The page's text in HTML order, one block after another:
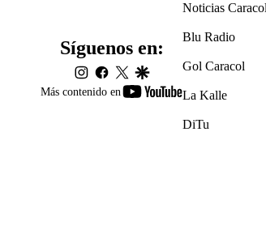
Más contenido en
youtube-
Síguenos en:
instagram
facebook
twittergoogle
Noticias Caracol
Blu Radio
Gol Caracol
La Kalle
DiTu